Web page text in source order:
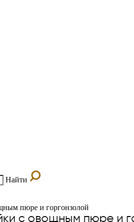
Найти
пюре и горгонзолой
с овощным пюре и